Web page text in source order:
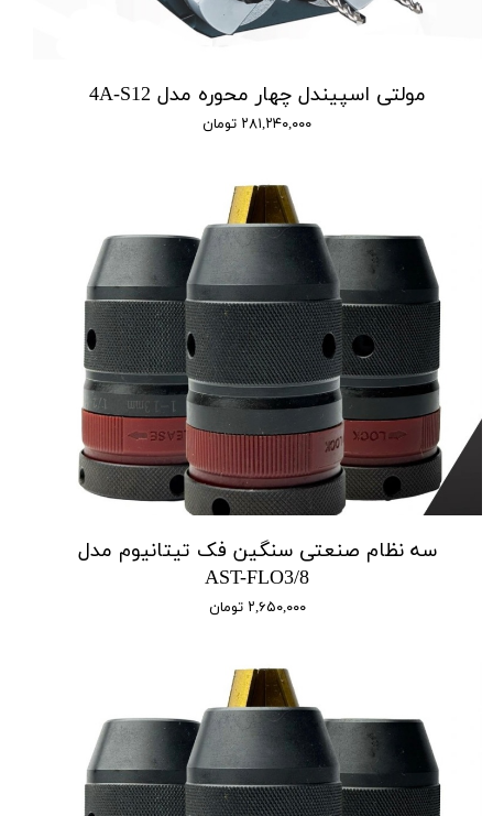
مولتی اسپیندل چهار محوره مدل 4A-S12
۲۸۱,۲۴۰,۰۰۰ تومان
سه نظام صنعتی سنگین فک تیتانیوم مدل
AST-FLO3/8
۲,۶۵۰,۰۰۰ تومان